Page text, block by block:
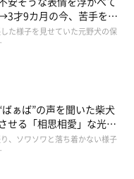
才9カ月の今、苦手を克
に成長！
た様子を見せていた元野犬の保
ぁば”の声を聞いた柴犬
せる「相思相愛」な光景
、ソワソワと落ち着かない様子